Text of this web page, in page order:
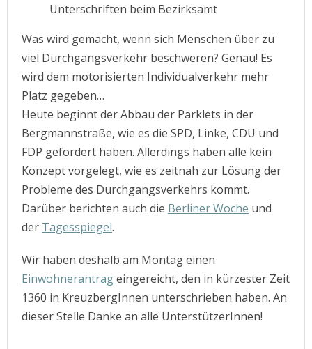
Unterschriften beim Bezirksamt
Was wird gemacht, wenn sich Menschen über zu
viel Durchgangsverkehr beschweren? Genau! Es
wird dem motorisierten Individualverkehr mehr
Platz gegeben…
Heute beginnt der Abbau der Parklets in der
Bergmannstraße, wie es die SPD, Linke, CDU und
FDP gefordert haben. Allerdings haben alle kein
Konzept vorgelegt, wie es zeitnah zur Lösung der
Probleme des Durchgangsverkehrs kommt.
Darüber berichten auch die Berliner Woche und
der Tagesspiegel.
Wir haben deshalb am Montag einen
Einwohnerantrageingereicht, den in kürzester Zeit
1360 in KreuzbergInnen unterschrieben haben. An
dieser Stelle Danke an alle UnterstützerInnen!